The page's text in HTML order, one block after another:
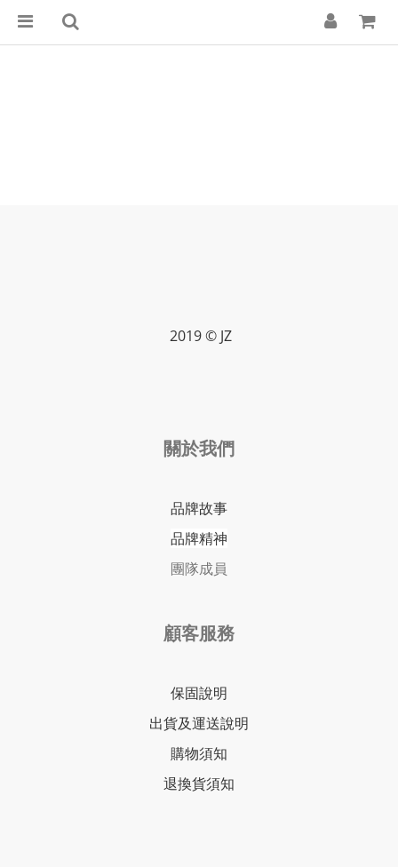
2019 © JZ
關於我們
品牌故事
品牌精神
團隊成員
顧客服務
保固說明
出貨及運送說明
購物須知
退換貨須知